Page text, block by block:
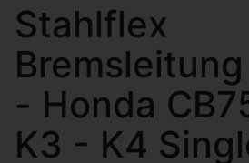
Stahlflex
Bremsleitung
- Honda
K3 - K4